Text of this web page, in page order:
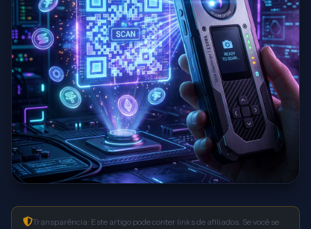
Transparência: Este artigo pode conter links de afiliados. Se você se